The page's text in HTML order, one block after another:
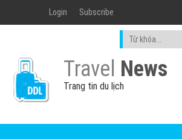
Login Subscribe
Travel News
Trang tin du lịch